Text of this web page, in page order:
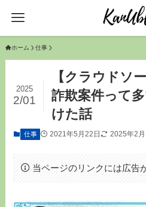
ホーム 仕事
【クラウドソ
詐欺案件って
けた話
2025
2/01
仕事 2021年5月22日 2025年2月
当ページのリンクには広告